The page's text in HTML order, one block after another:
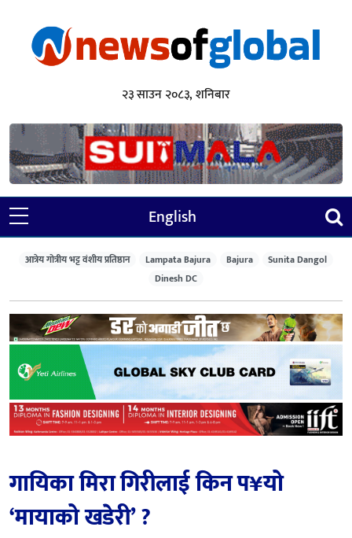
२३ साउन २०८३, शनिबार
English
आत्रेय गोत्रीय भट्ट वंशीय प्रतिष्ठान Lampata Bajura Bajura
Sunita Dangol
Dinesh DC
गायिका मिरा गिरीलाई किन प¥यो
‘मायाको खडेरी’ ?